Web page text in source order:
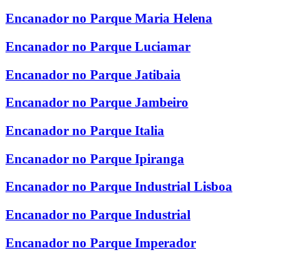
Encanador no Parque Maria Helena
Encanador no Parque Luciamar
Encanador no Parque Jatibaia
Encanador no Parque Jambeiro
Encanador no Parque Italia
Encanador no Parque Ipiranga
Encanador no Parque Industrial Lisboa
Encanador no Parque Industrial
Encanador no Parque Imperador